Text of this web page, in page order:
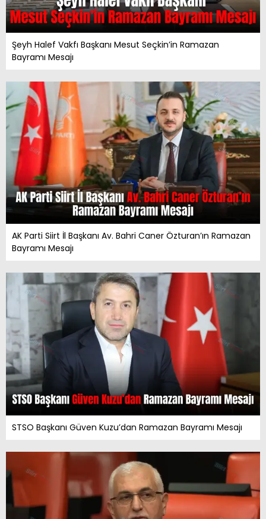
Şeyh Halef Vakfı Başkanı Mesut Seçkin’in Ramazan
Bayramı Mesajı
AK Parti Siirt İl Başkanı Av. Bahri Caner Özturan’ın Ramazan
Bayramı Mesajı
STSO Başkanı Güven Kuzu’dan Ramazan Bayramı Mesajı